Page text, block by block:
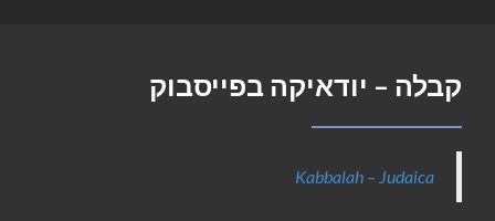
קבלה – יודאיקה בפייסבוק
Kabbalah – Judaica